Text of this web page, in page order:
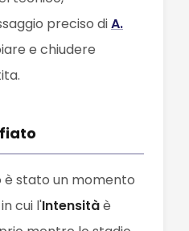
preciso diA.
e chiudere
è stato un momento
cui l'Intensitàè